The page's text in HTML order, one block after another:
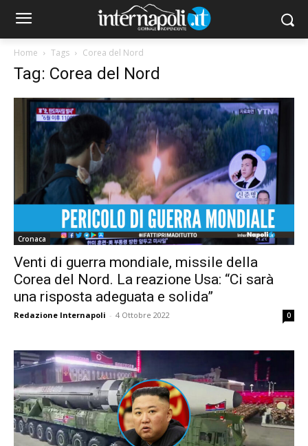
Home Tags Corea del Nord
Tag: Corea del Nord
Cronaca
Venti di guerra mondiale, missile della
Corea del Nord. La reazione Usa: “Ci sarà
una risposta adeguata e solida”
Redazione Internapoli - 4 Ottobre 2022 0